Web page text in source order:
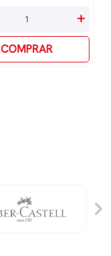
+
COMPRAR